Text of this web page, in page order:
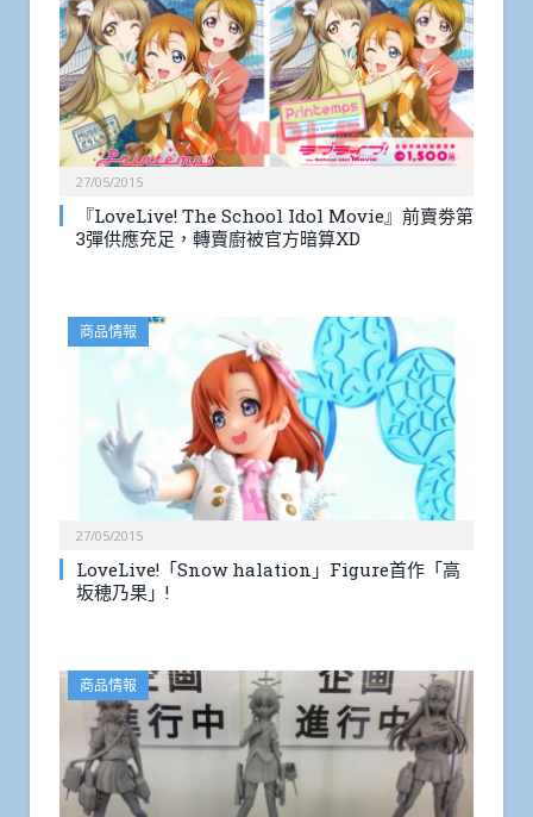
27/05/2015
『LoveLive! The School Idol Movie』前賣劵第
3彈供應充足，轉賣廚被官方暗算XD
商品情報
27/05/2015
LoveLive!「Snow halation」Figure首作「高
坂穂乃果」!
商品情報